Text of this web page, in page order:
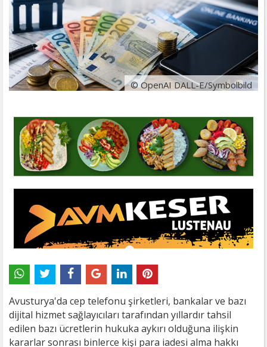
© OpenAI DALL-E/Symbolbild
Avusturya'da cep telefonu şirketleri, bankalar ve bazı
dijital hizmet sağlayıcıları tarafından yıllardır tahsil
edilen bazı ücretlerin hukuka aykırı olduğuna ilişkin
kararlar sonrası binlerce kişi para iadesi alma hakkı